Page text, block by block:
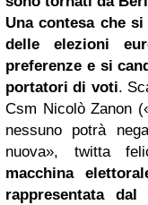
Una contesa che
delle elezioni
preferenze e si
portatori di voti.
Csm Nicolò Zanon
nessuno potrà
nuova», twitta
macchina
rappresentata